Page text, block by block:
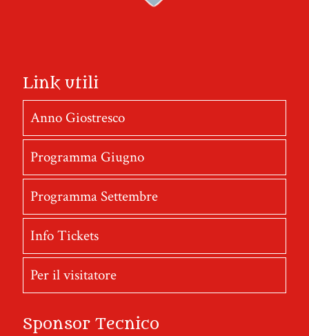
Link utili
Anno Giostresco
Programma Giugno
Programma Settembre
Info Tickets
Per il visitatore
Sponsor Tecnico